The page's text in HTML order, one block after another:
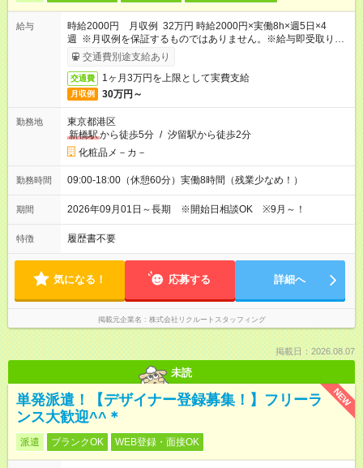
給与
時給2000円 月収例 32万円 時給2000円×実働8h×週5日×4
週 ※月収例を保証するものではありません。※給与即受取りサ
ービス利用可（利用条件有）
交通費別途支給あり
交通費 1ヶ月3万円を上限として実費支給
月収例 30万円～
勤務地
東京都港区
新橋駅から徒歩5分 / 汐留駅から徒歩2分
化粧品メ－カ－
勤務時間 09:00-18:00（休憩60分）実働8時間（残業少なめ！）
期間 2026年09月01日～長期 ※開始日相談OK ※9月～！
特徴 履歴書不要
気になる！ 応募する 詳細へ
掲載元企業名 株式会社リクルートスタッフィング
掲載日：2026.08.07
未読
NEW
単発派遣！【デザイナー登録募集！】フリーラ
ンス大歓迎^^＊
派遣 ブランクOK WEB登録・面接OK